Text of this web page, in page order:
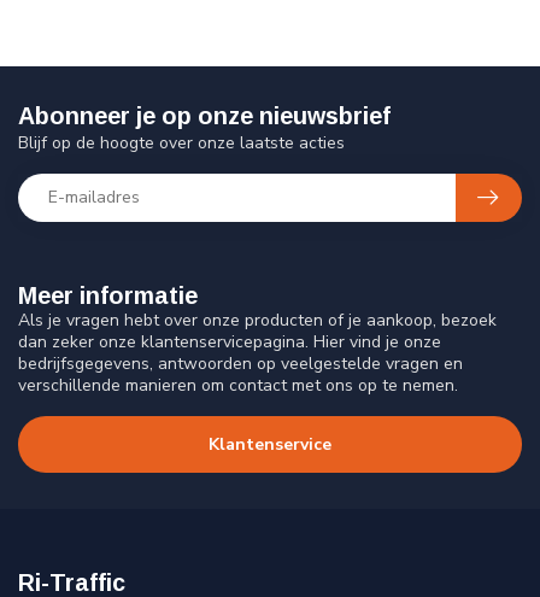
Meer informatie
Als je vragen hebt over onze producten of je aankoop, bezoek
dan zeker onze klantenservicepagina. Hier vind je onze
bedrijfsgegevens, antwoorden op veelgestelde vragen en
verschillende manieren om contact met ons op te nemen.
Klantenservice
Abonneer je op onze nieuwsbrief
Blijf op de hoogte over onze laatste acties
Ri-Traffic